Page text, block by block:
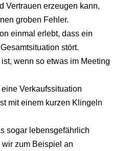
Vertrauen erzeugen kann,
groben Fehler.
einmal erlebt, dass ein
stört.
wenn so etwas im Meeting
Verkaufssituation
mit einem kurzen Klingeln
sogar lebensgefährlich
zum Beispiel an